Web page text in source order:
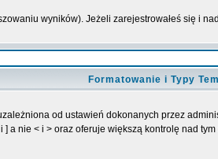
wyników). Jeżeli zarejestrowałeś się i
Formatowanie i Typy
od ustawień dokonanych przez
a nie < i > oraz oferuje większą kontrolę nad